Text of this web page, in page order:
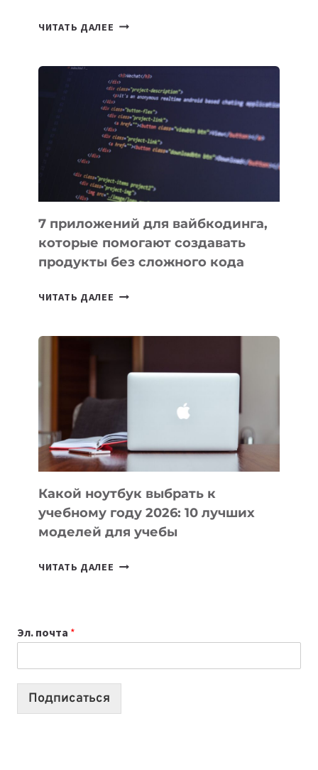
ЧИТАТЬ ДАЛЕЕ ТАСК-
ПОЛЕЗНЫХ
ИНСТРУМЕНТОВ
ДЛЯ
РАБОТЫ
7 приложений для вайбкодинга,
которые помогают создавать
продукты без сложного кода
ЧИТАТЬ ДАЛЕЕ
ПОМОГАЮТ
СОЗДАВАТЬ
БЕЗ
СЛОЖНОГО
КОДА
Какой ноутбук выбрать к
учебному году 2026: 10 лучших
моделей для учебы
ЧИТАТЬ ДАЛЕЕ КАКОЙ
2026:
10
Эл. почта *
Подписаться